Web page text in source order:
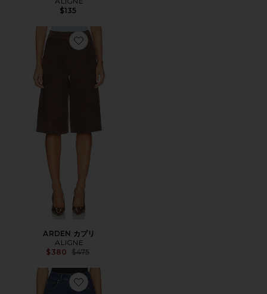
$135
Favorite ARDEN カプリ
ARDEN カプリ
ALIGNE
$380 Previous price:
$475
Favorite GRACEY カプリ